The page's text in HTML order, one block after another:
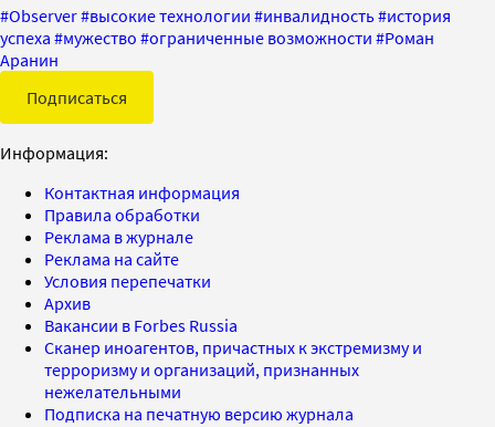
#Observer#высокие технологии #инвалидность#история
успеха #мужество #ограниченные возможности #Роман
Аранин
Подписаться
Информация:
Контактная информация
Правила обработки
Реклама в журнале
Реклама на сайте
Условия перепечатки
Архив
Вакансии в Forbes Russia
Сканер иноагентов, причастных к экстремизму и
терроризму и организаций, признанных
нежелательными
Подписка на печатную версию журнала